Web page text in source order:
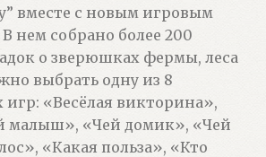
вместе с новым игровым
нем собрано более 200
о зверюшках фермы, леса
выбрать одну из 8
игр: «Весёлая викторина»,
малыш», «Чей домик», «Чей
«Какая польза», «Кто